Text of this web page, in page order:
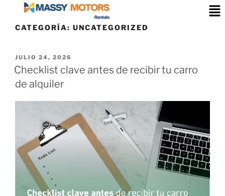
CATEGORÍA: UNCATEGORIZED
JULIO 24, 2026
Checklist clave antes de recibir tu carro
de alquiler